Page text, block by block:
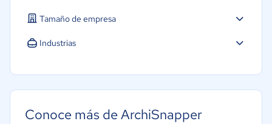
Tamaño de empresa
Industrias
Conoce más de ArchiSnapper